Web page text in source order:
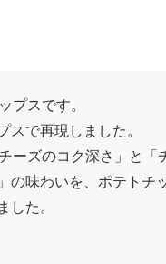
プスです。
スで再現しました。
ーズのコク深さ」と「
の味わいを、ポテトチ
した。